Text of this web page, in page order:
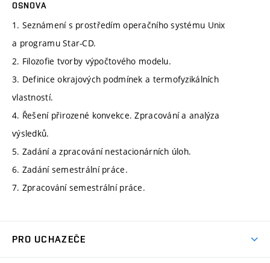
OSNOVA
1. Seznámení s prostředím operačního systému Unix
a programu Star-CD.
2. Filozofie tvorby výpočtového modelu.
3. Definice okrajových podmínek a termofyzikálních
vlastností.
4. Řešení přirozené konvekce. Zpracování a analýza
výsledků.
5. Zadání a zpracování nestacionárních úloh.
6. Zadání semestrální práce.
7. Zpracování semestrální práce.
PRO UCHAZEČE